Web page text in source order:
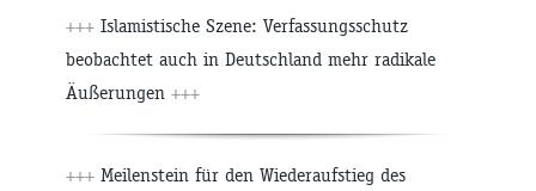
+++ Islamistische Szene: Verfassungsschutz
beobachtet auch in Deutschland mehr radikale
Äußerungen +++
+++ Meilenstein für den Wiederaufstieg des